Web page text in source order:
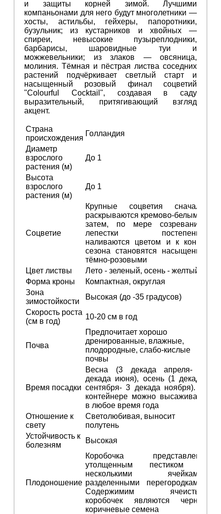
и защиты корней зимой. Лучшими
компаньонами для него будут многолетники —
хосты, астильбы, гейхеры, папоротники,
бузульник; из кустарников и хвойных —
спиреи, невысокие пузыреплодники,
барбарисы, шаровидные туи и
можжевельники; из злаков — овсяница,
молиния. Тёмная и пёстрая листва соседних
растений подчёркивает светлый старт и
насыщенный розовый финал соцветий
"Colourful Cocktail", создавая в саду
выразительный, притягивающий взгляд
акцент.
Страна
происхождения
Голландия
Диаметр
взрослого
растения (м)
До 1
Высота
взрослого
растения (м)
До 1
Соцветие
Крупные соцветия сначала
раскрываются кремово‑белыми,
затем, по мере созревания,
лепестки постепенно
наливаются цветом и к концу
сезона становятся насыщенно
тёмно‑розовыми
Цвет листвы
Лето - зеленый, осень - желтый
Форма кроны
Компактная, округлая
Зона
зимостойкости
Высокая (до -35 градусов)
Скорость роста
(см в год)
10-20 см в год
Почва
Предпочитает хорошо
дренированные, влажные,
плодородные, слабо-кислые
почвы
Время посадки
Весна (3 декада апреля- 1
декада июня), осень (1 декада
сентября- 3 декада ноября). В
контейнере можно высаживать
в любое время года
Отношение к
свету
Светолюбивая, выносит
полутень
Устойчивость к
болезням
Высокая
Плодоношение
Коробочка представлена
утолщенным пестиком и
несколькими ячейками,
разделенными перегородками.
Содержимим ячеистых
коробочек являются черно-
коричневые семена